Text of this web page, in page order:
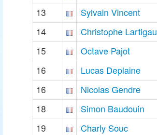
13
Sylvain Vincent
14
Christophe Lartigau
15
Octave Pajot
16
Lucas Deplaine
16
Nicolas Gendre
18
Simon Baudouin
19
Charly Souc